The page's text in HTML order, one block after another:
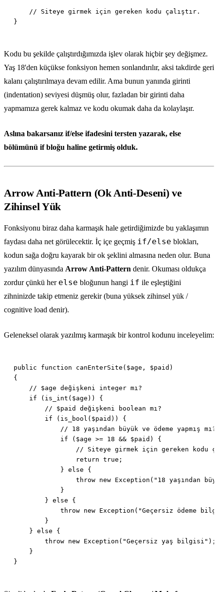
Kodu bu şekilde çalıştırdığımızda işlev olarak hiçbir şey değişmez.
Yaş 18'den küçükse fonksiyon hemen sonlandırılır, aksi takdirde geri
kalanı çalıştırılmaya devam edilir. Ama bunun yanında girinti
(indentation) seviyesi düşmüş olur, fazladan bir girinti daha
yapmamıza gerek kalmaz ve kodu okumak daha da kolaylaşır.
Aslına bakarsanız if/else ifadesini tersten yazarak, else
bölümünü if bloğu haline getirmiş olduk.
Arrow Anti-Pattern (Ok Anti-Deseni) ve
Zihinsel Yük
Fonksiyonu biraz daha karmaşık hale getirdiğimizde bu yaklaşımın
faydası daha net görülecektir. İç içe geçmiş if/else blokları,
kodun sağa doğru kayarak bir ok şeklini almasına neden olur. Buna
yazılım dünyasında Arrow Anti-Pattern denir. Okuması oldukça
zordur çünkü her else bloğunun hangi if ile eşleştiğini
zihninizde takip etmeniz gerekir (buna yüksek zihinsel yük /
cognitive load denir).
Geleneksel olarak yazılmış karmaşık bir kontrol kodunu inceleyelim: